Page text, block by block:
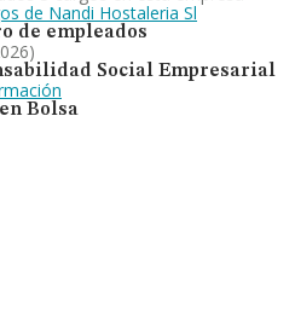
de Nandi Hostaleria Sl
de empleados
Social Empresarial
Bolsa